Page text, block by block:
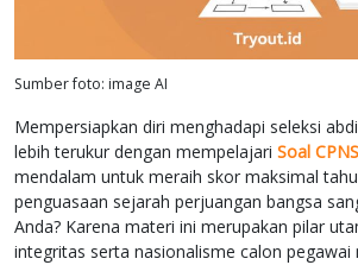
Sumber foto: image AI
Mempersiapkan diri menghadapi seleksi
lebih terukur dengan mempelajari Soal
mendalam untuk meraih skor maksimal
penguasaan sejarah perjuangan bangsa
Anda? Karena materi ini merupakan pilar
integritas serta nasionalisme calon pegawai